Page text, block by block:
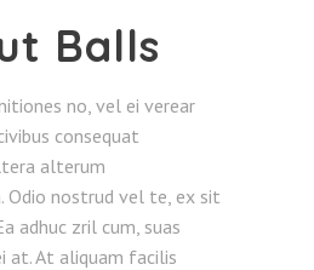
Balls
no, vel ei verear
consequat
alterum
Odio nostrud vel te, ex sit
adhuc zril cum, suas
at. At aliquam facilis